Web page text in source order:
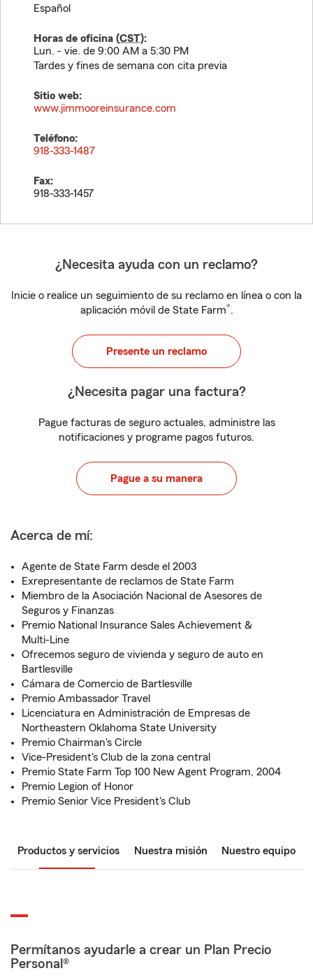
Español
Horas de oficina (CST):
Lun. - vie. de 9:00 AM a 5:30 PM
Tardes y fines de semana con cita previa
Sitio web:
www.jimmooreinsurance.com
Teléfono:
918-333-1487
Fax:
918-333-1457
¿Necesita ayuda con un reclamo?
Inicie o realice un seguimiento de su reclamo en línea o con la
aplicación móvil de State Farm®.
Presente un reclamo
¿Necesita pagar una factura?
Pague facturas de seguro actuales, administre las
notificaciones y programe pagos futuros.
Pague a su manera
Acerca de mí:
Agente de State Farm desde el 2003
Exrepresentante de reclamos de State Farm
Miembro de la Asociación Nacional de Asesores de
Seguros y Finanzas
Premio National Insurance Sales Achievement &
Multi-Line
Ofrecemos seguro de vivienda y seguro de auto en
Bartlesville
Cámara de Comercio de Bartlesville
Premio Ambassador Travel
Licenciatura en Administración de Empresas de
Northeastern Oklahoma State University
Premio Chairman's Circle
Vice-President's Club de la zona central
Premio State Farm Top 100 New Agent Program, 2004
Premio Legion of Honor
Premio Senior Vice President's Club
Productos y servicios Nuestra misión Nuestro equipo
Permítanos ayudarle a crear un Plan Precio
Personal®